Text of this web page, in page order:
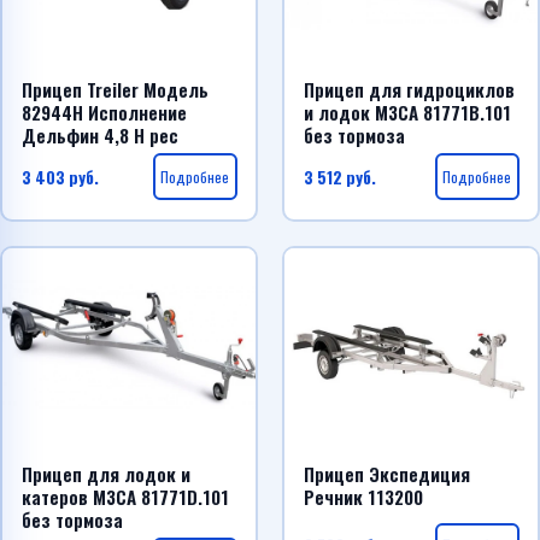
Прицеп Treiler Модель
82944H Исполнение
Дельфин 4,8 Н рес
3 403 руб. Подробнее
Прицеп для гидроциклов
и лодок МЗСА 81771B.101
без тормоза
3 512 руб. Подробнее
Прицеп для лодок и
катеров МЗСА 81771D.101
без тормоза
Прицеп Экспедиция
Речник 113200